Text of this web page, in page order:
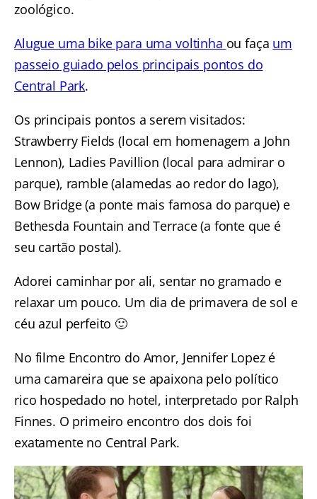
zoológico.
Alugue uma bike para uma voltinha ou faça um
passeio guiado pelos principais pontos do
Central Park.
Os principais pontos a serem visitados:
Strawberry Fields (local em homenagem a John
Lennon), Ladies Pavillion (local para admirar o
parque), ramble (alamedas ao redor do lago),
Bow Bridge (a ponte mais famosa do parque) e
Bethesda Fountain and Terrace (a fonte que é
seu cartão postal).
Adorei caminhar por ali, sentar no gramado e
relaxar um pouco. Um dia de primavera de sol e
céu azul perfeito 🙂
No filme Encontro do Amor, Jennifer Lopez é
uma camareira que se apaixona pelo político
rico hospedado no hotel, interpretado por Ralph
Finnes. O primeiro encontro dos dois foi
exatamente no Central Park.